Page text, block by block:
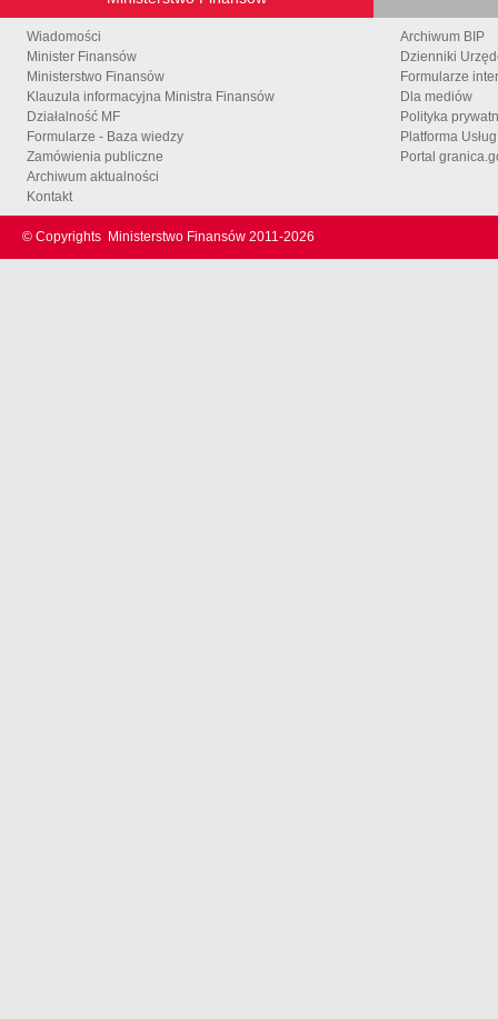
Wiadomości
Minister Finansów
Ministerstwo Finansów
Klauzula informacyjna Ministra Finansów
Działalność MF
Formularze - Baza wiedzy
Zamówienia publiczne
Archiwum aktualności
Kontakt
Archiwum BIP
Dzienniki
Formularze
Dla mediów
Polityka
Platforma
Portal
© Copyrights Ministerstwo Finansów 2011-2026